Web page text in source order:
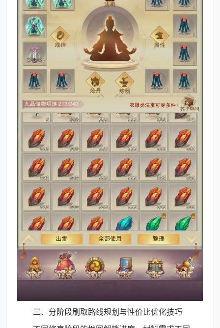
三、分阶段刷取路线规划与性价比优化技巧